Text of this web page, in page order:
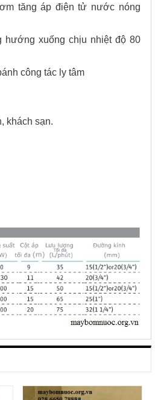
tăng áp điện tử nước nóng
hướng xuống chịu nhiệt độ 80
công tác ly tâm
khách sạn.